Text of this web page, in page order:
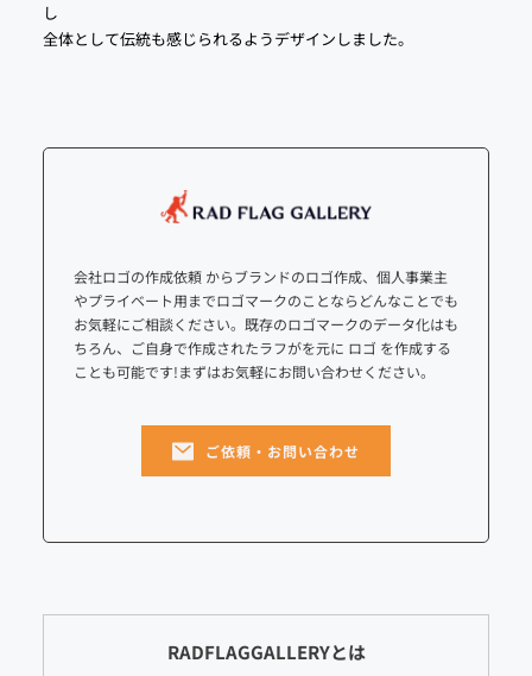
し
全体として伝統も感じられるようデザインしました。
会社ロゴの作成依頼 からブランドのロゴ作成、個人事業主
やプライベート用までロゴマークのことならどんなことでも
お気軽にご相談ください。既存のロゴマークのデータ化はも
ちろん、ご自身で作成されたラフがを元に ロゴ を作成する
ことも可能です!まずはお気軽にお問い合わせください。
ご依頼・お問い合わせ
RADFLAGGALLERYとは